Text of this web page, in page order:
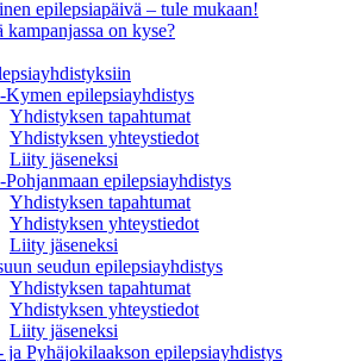
epilepsiapäivä – tule mukaan!
kampanjassa on kyse?
Kymen epilepsiayhdistys
Yhdistyksen tapahtumat
Yhdistyksen yhteystiedot
Liity jäseneksi
Pohjanmaan epilepsiayhdistys
Yhdistyksen tapahtumat
Yhdistyksen yhteystiedot
Liity jäseneksi
seudun epilepsiayhdistys
Yhdistyksen tapahtumat
Yhdistyksen yhteystiedot
Liity jäseneksi
ja Pyhäjokilaakson epilepsiayhdistys